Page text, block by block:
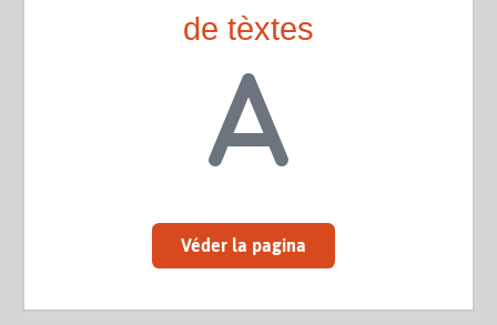
de tèxtes
Véder la pagina